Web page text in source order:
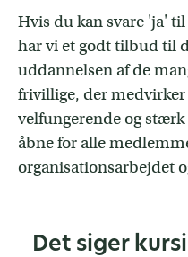
Hvis du kan svare 'ja'
har vi et godt tilbud til
uddannelsen af de
frivillige, der medvirker
velfungerende og
åbne for alle
organisationsarbejdet
Det siger